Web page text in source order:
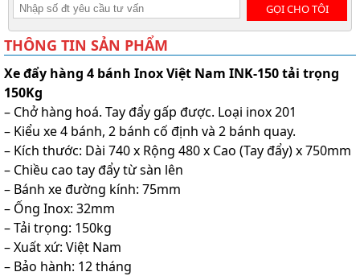
GỌI CHO TÔI
THÔNG TIN SẢN PHẨM
Xe đẩy hàng 4 bánh Inox Việt Nam INK-150 tải trọng
150Kg
– Chở hàng hoá. Tay đẩy gấp được. Loại inox 201
– Kiểu xe 4 bánh, 2 bánh cố định và 2 bánh quay.
– Kích thước: Dài 740 x Rộng 480 x Cao (Tay đẩy) x 750mm
– Chiều cao tay đẩy từ sàn lên
– Bánh xe đường kính: 75mm
– Ống Inox: 32mm
– Tải trọng: 150kg
– Xuất xứ: Việt Nam
– Bảo hành: 12 tháng